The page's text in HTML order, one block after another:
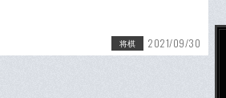
将棋 2021/09/30